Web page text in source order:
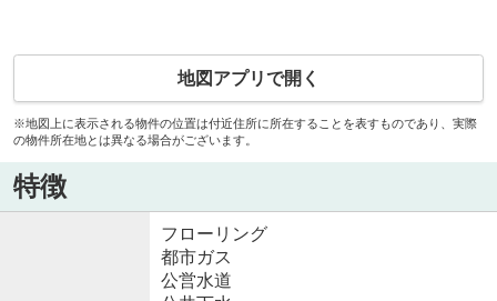
地図アプリで開く
※地図上に表示される物件の位置は付近住所に所在することを表すものであり、実際
の物件所在地とは異なる場合がございます。
特徴
フローリング
都市ガス
公営水道